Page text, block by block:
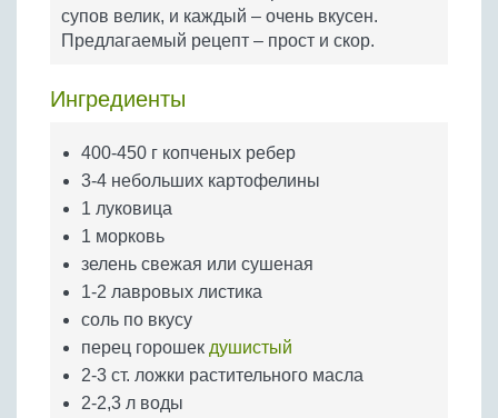
Бобовые
Яйца
супов велик, и каждый – очень вкусен.
Предлагаемый рецепт – прост и скор.
Ингредиенты
400-450 г копченых ребер
3-4 небольших картофелины
1 луковица
1 морковь
зелень свежая или сушеная
1-2 лавровых листика
соль по вкусу
перец горошек душистый
2-3 ст. ложки растительного масла
2-2,3 л воды